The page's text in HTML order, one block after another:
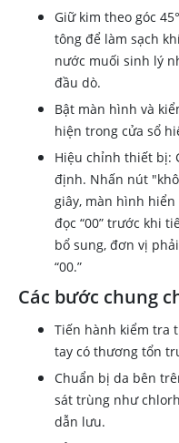
Giữ kim theo góc
tông để làm sạch
nước muối sinh lý
đầu dò.
Bật màn hình và
hiện trong cửa sổ
Hiệu chỉnh thiết bị:
định. Nhấn nút
giây, màn hình
đọc “00” trước khi
bổ sung, đơn vị
“00.”
Các bước chung
Tiến hành kiểm tra
tay có thương tổn
Chuẩn bị da bên
sát trùng như
dẫn lưu.